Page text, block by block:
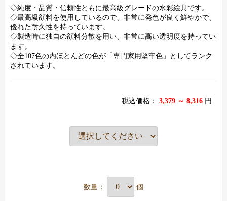
◇純度・品質・信頼性ともに最高級グレードの水彩絵具です。
◇最高級顔料を使用しているので、非常に発色が良く鮮やかで、
優れた耐久性を持っています。
◇製造時に独自の顔料分散を用い、非常に高い透明度を持ってい
ます。
◇全107色の内ほとんどの色が「専門家用堅牢色」としてランク
されています。
税込価格： 3,379 ～ 8,316 円
数量： 個